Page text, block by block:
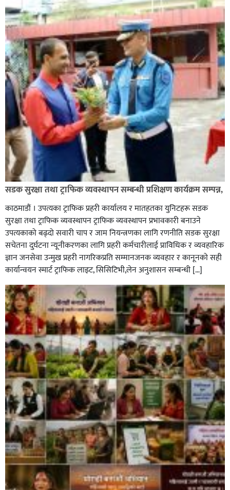
कपिलवस्तु नगरपालिकाका पूर्वमेयर किरण सिंह गोरुसिङ्गे
जंगलमा मृत अवस्थामा फेला,
ग्यासमा कालोबजारी गरेको जनगुनासो गरेपछि जिल्लाका
सबैजसो डिलरमा प्रशासनले अनुगमन
कपिलवस्तु र अर्घाखाँचीको सिमानाका शिव भाइरल पहाड
लुम्बिनीको नयाँ पर्यटकीय हब बन्दै,
सडक सुरक्षा तथा ट्राफिक व्यवस्थापन सम्बन्धी प्रशिक्षण कार्यक्रम सम्पन्न,
काठमाडौं । उपत्यका ट्राफिक प्रहरी कार्यालय र मातहतका युनिटहरू सडक
सुरक्षा तथा ट्राफिक व्यवस्थापन ट्राफिक व्यवस्थापन प्रभावकारी बनाउने
उपत्यकाको बढ्दो सवारी चाप र जाम नियन्त्रणका लागि रणनीति सडक सुरक्षा
सचेतना दुर्घटना न्यूनीकरणका लागि प्रहरी कर्मचारीलाई प्राविधिक र व्यवहारिक
ज्ञान जनसेवा उन्मुख प्रहरी नागरिकप्रति सम्मानजनक व्यवहार र कानूनको सही
कार्यान्वयन स्मार्ट ट्राफिक लाइट, सिसिटिभी,लेन अनुशासन सम्बन्धी […]